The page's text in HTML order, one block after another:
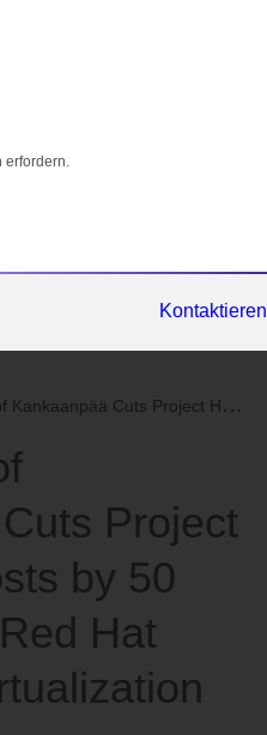
erfordern.
Kontaktieren
Cuts Project Hardware Costs by 50 Percent w...
Project
by 50
Hat